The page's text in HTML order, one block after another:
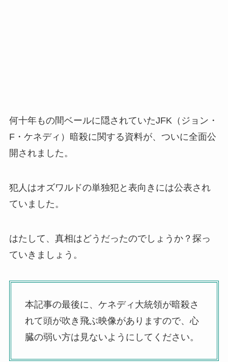
何十年もの間ベールに隠されていたJFK（ジョン・
F・ケネディ）暗殺に関する資料が、ついに全面公
開されました。
犯人はオズワルドの単独犯と表向きには公表され
ていました。
はたして、真相はどうだったのでしょうか？探っ
ていきましょう。
本記事の最後に、ケネディ大統領が暗殺さ
れて頭が吹き飛ぶ映像がありますので、心
臓の弱い方は見ないようにしてください。